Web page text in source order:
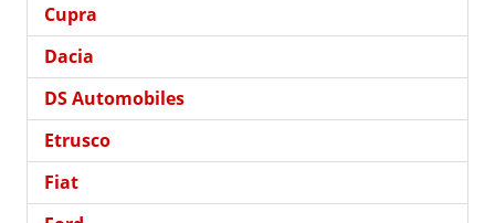
Cupra
Dacia
DS Automobiles
Etrusco
Fiat